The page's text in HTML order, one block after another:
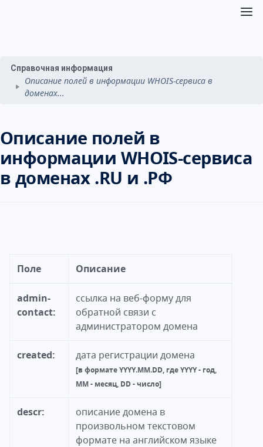
Справочная информация
Описание полей в информации WHOIS-сервиса в
доменах...
Описание полей в
информации WHOIS-сервиса
в доменах .RU и .РФ
Поле Описание
admin-
contact:
ссылка на веб-форму для
обратной связи с
администратором домена
created: дата регистрации домена
[в формате YYYY.MM.DD, где YYYY - год,
MM - месяц, DD - число]
descr:
описание домена в
произвольном текстовом
формате на английском языке